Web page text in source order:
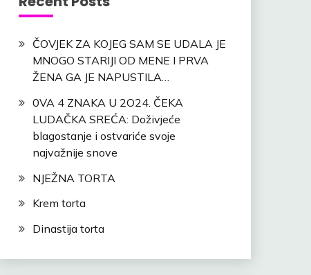
ČOVJEK ZA KOJEG SAM SE UDALA JE
MNOGO STARIJI OD MENE I PRVA
ŽENA GA JE NAPUSTILA…
0VA 4 ZNAKA U 2O24. ČEKA
LUDAČKA SREĆA: Doživjeće
blagostanje i ostvariće svoje
najvažnije snove
NJEŽNA TORTA
Krem torta
Dinastija torta